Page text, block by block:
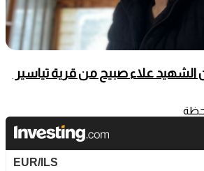
الشهيد علاء صبيح من قرية تياسير